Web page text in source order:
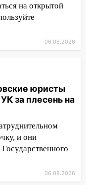
сулят
на
92-летнюю
на трассе и
в
на открытой
06.08.2026
юристы
за плесень на
и они
06.08.2026